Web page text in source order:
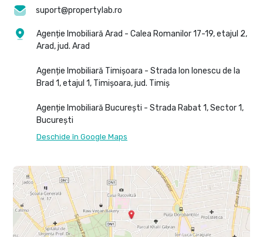
suport@propertylab.ro
Agenție Imobiliară Arad - Calea Romanilor 17-19, etajul 2,
Arad, jud. Arad
Agenție Imobiliară Timișoara - Strada Ion Ionescu de la
Brad 1, etajul 1, Timișoara, jud. Timiș
Agenție Imobiliară București - Strada Rabat 1, Sector 1,
București
Deschide în Google Maps